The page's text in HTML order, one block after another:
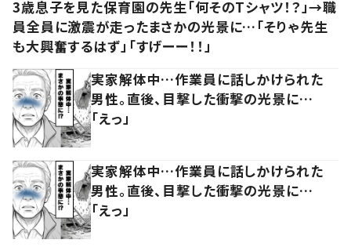
3歳息子を見た保育園の先生「何そのTシャツ！？」→職
員全員に激震が走ったまさかの光景に…「そりゃ先生
も大興奮するはず」「すげーー！！」
実家解体中…作業員に話しかけられた
男性。直後、目撃した衝撃の光景に…
「えっ」
実家解体中…作業員に話しかけられた
男性。直後、目撃した衝撃の光景に…
「えっ」